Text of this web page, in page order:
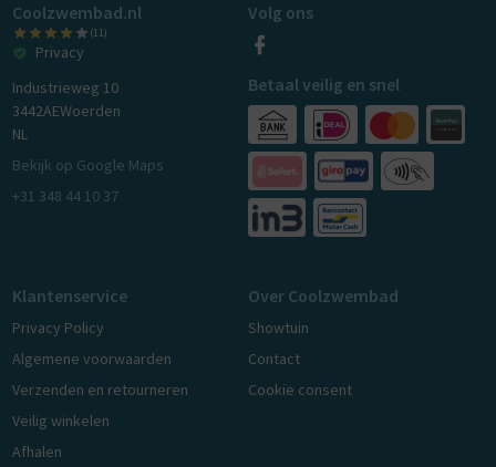
Coolzwembad.nl
(11)
Privacy
Industrieweg 10
3442AEWoerden
NL
Bekijk op Google Maps
+31 348 44 10 37
Volg ons
Betaal veilig en snel
Klantenservice
Privacy Policy
Algemene voorwaarden
Verzenden en retourneren
Veilig winkelen
Afhalen
Over Coolzwembad
Showtuin
Contact
Cookie consent